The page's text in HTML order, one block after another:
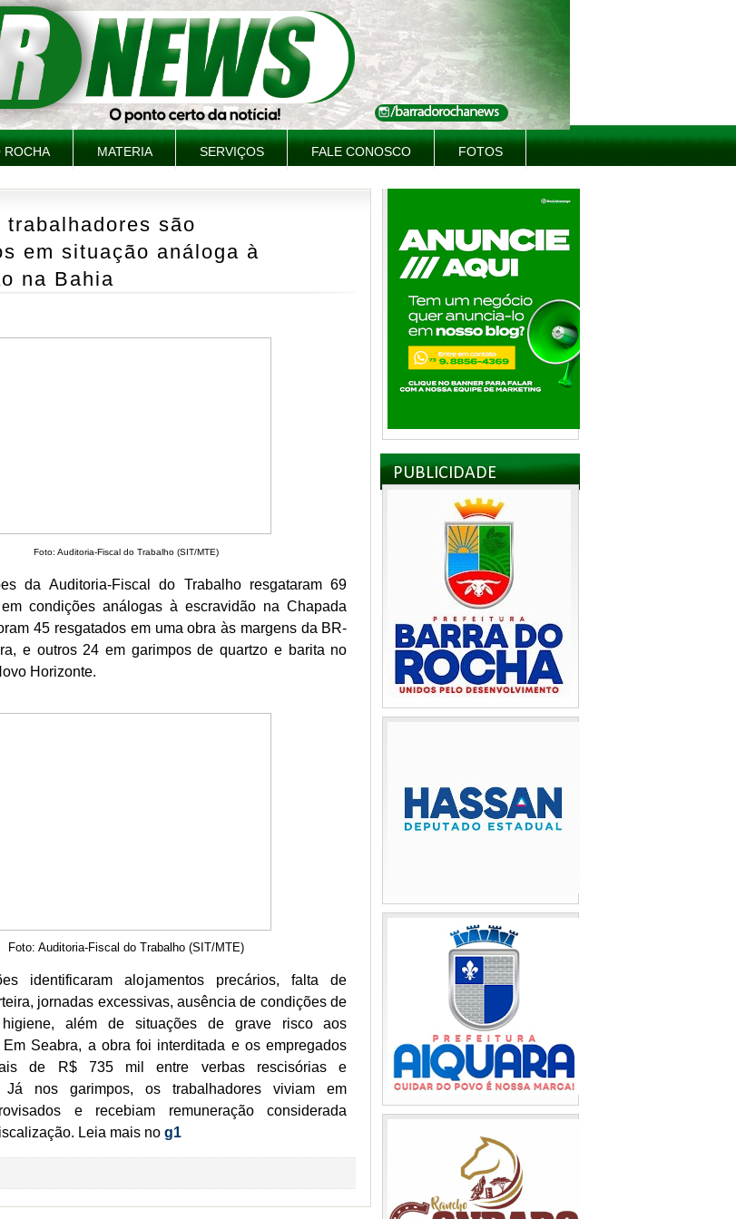
ROCHA MATERIA SERVIÇOS FALE CONOSCO FOTOS
trabalhadores são
em situação análoga à
na Bahia
Foto: Auditoria-Fiscal do Trabalho (SIT/MTE)
da Auditoria-Fiscal do Trabalho resgataram 69
condições análogas à escravidão na Chapada
45 resgatados em uma obra às margens da BR-
e outros 24 em garimpos de quartzo e barita no
Horizonte.
Foto: Auditoria-Fiscal do Trabalho (SIT/MTE)
identificaram alojamentos precários, falta de
jornadas excessivas, ausência de condições de
além de situações de grave risco aos
Em Seabra, a obra foi interditada e os empregados
de R$ 735 mil entre verbas rescisórias e
Já nos garimpos, os trabalhadores viviam em
e recebiam remuneração considerada
Leia mais no g1
PUBLICIDADE